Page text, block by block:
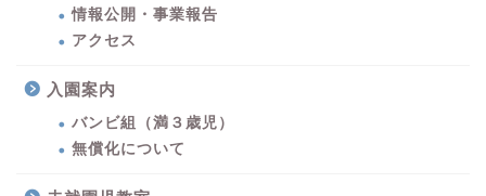
情報公開・事業報告
アクセス
入園案内
バンビ組（満３歳児）
無償化について